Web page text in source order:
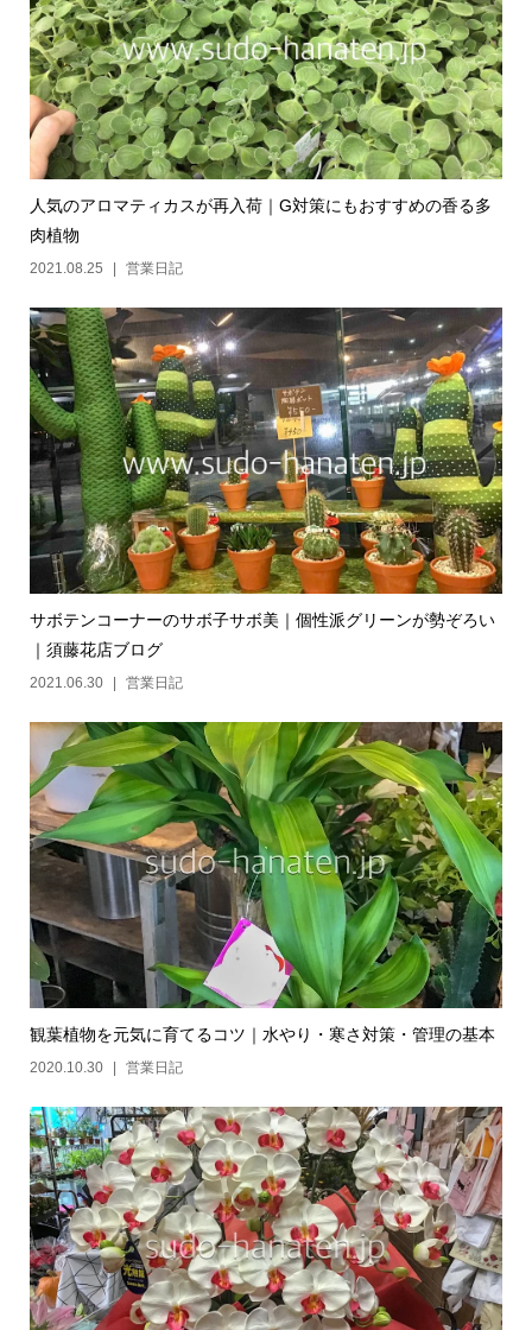
人気のアロマティカスが再入荷｜G対策にもおすすめの香る多
肉植物
2021.08.25 営業日記
サボテンコーナーのサボ子サボ美｜個性派グリーンが勢ぞろい
｜須藤花店ブログ
2021.06.30 営業日記
観葉植物を元気に育てるコツ｜水やり・寒さ対策・管理の基本
2020.10.30 営業日記